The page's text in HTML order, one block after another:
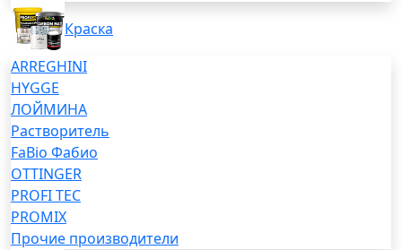
Краска
ARREGHINI
HYGGE
ЛОЙМИНА
Растворитель
FaBio Фабио
OTTINGER
PROFI TEC
PROMIX
Прочие производители